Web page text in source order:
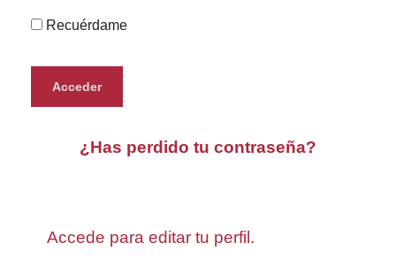
Recuérdame
¿Has perdido tu contraseña?
Accede para editar tu perfil.